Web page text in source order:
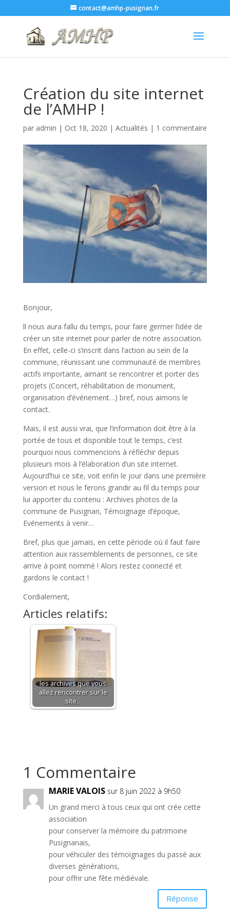
contact@amhp-pusignan.fr
Création du site internet
de l’AMHP !
par admin | Oct 18, 2020 | Actualités | 1 commentaire
Bonjour,
ll nous aura fallu du temps, pour faire germer l’idée de
créer un site internet pour parler de notre association.
En effet, celle-ci s’inscrit dans l’action au sein de la
commune, réunissant une communauté de membres
actifs importante, aimant se rencontrer et porter des
projets (Concert, réhabilitation de monument,
organisation d’événement…) bref, nous aimons le
contact.
Mais, il est aussi vrai, que l’information doit être à la
portée de tous et disponible tout le temps, c’est
pourquoi nous commencions à réfléchir depuis
plusieurs mois à l’élaboration d’un site internet.
Aujourd’hui ce site, voit enfin le jour dans une première
version et nous le ferons grandir au fil du temps pour
lui apporter du contenu : Archives photos de la
commune de Pusignan, Témoignage d’époque,
Evénements à venir…
Bref, plus que jamais, en cette période où il faut faire
attention aux rassemblements de personnes, ce site
arrive à point nommé ! Alors restez connecté et
gardons le contact !
Cordialement,
Articles relatifs:
les archives que vous
allez rencontrer sur le
site…
1 Commentaire
MARIE VALOIS sur 8 juin 2022 à 9h50
Un grand merci à tous ceux qui ont crée cette
association
pour conserver la mémoire du patrimoine
Pusignanais,
pour véhiculer des témoignages du passé aux
diverses générations,
pour offrir une fête médiévale.
Réponse